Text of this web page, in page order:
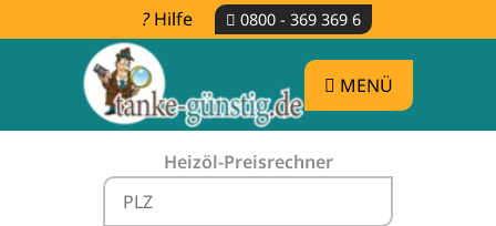
Hilfe 0800 - 369 369 6
MENÜ
Heizöl-Preisrechner